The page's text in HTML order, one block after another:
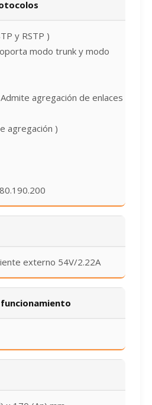
y RSTP )
modo trunk y modo
agregación de enlaces
agregación )
externo 54V/2.22A